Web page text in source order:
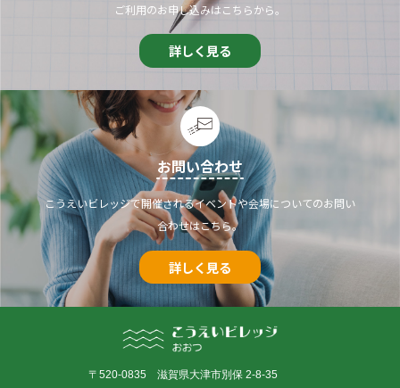
ご利用のお申し込みはこちらから。
詳しく見る
お問い合わせ
こうえいビレッジで開催されるイベントや会場についてのお問い
合わせはこちら。
詳しく見る
〒520-0835 滋賀県大津市別保 2-8-35